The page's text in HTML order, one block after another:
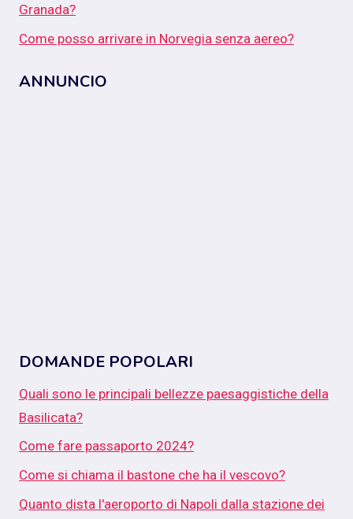
Granada?
Come posso arrivare in Norvegia senza aereo?
ANNUNCIO
DOMANDE POPOLARI
Quali sono le principali bellezze paesaggistiche della
Basilicata?
Come fare passaporto 2024?
Come si chiama il bastone che ha il vescovo?
Quanto dista l'aeroporto di Napoli dalla stazione dei